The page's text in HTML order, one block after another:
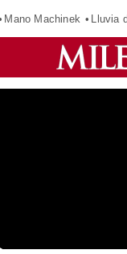
Mano Machinek Lluvia